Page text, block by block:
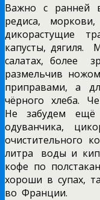
Важно с ранней
редиса,
дикорастущие
капусты,
салатах, более
размельчив
приправами, а
чёрного хлеба.
Не забудем ещё
одуванчика,
очистительного
литра воды и
кофе по
хороши в супах,
во Франции.